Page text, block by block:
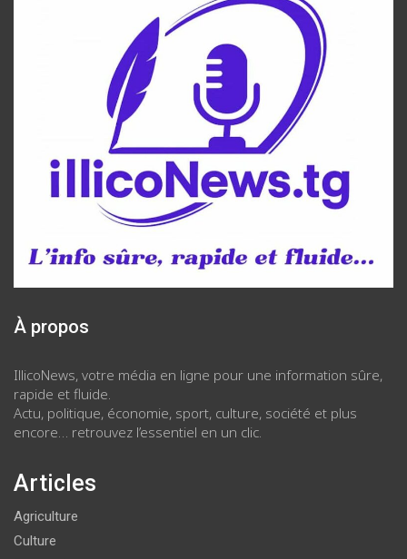
À propos
IllicoNews, votre média en ligne pour une information sûre,
rapide et fluide.
Actu, politique, économie, sport, culture, société et plus
encore… retrouvez l’essentiel en un clic.
Articles
Agriculture
Culture